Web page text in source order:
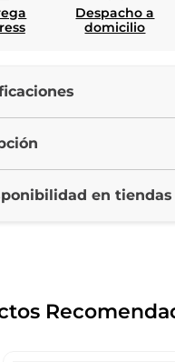
Despacho a
domicilio
en tiendas